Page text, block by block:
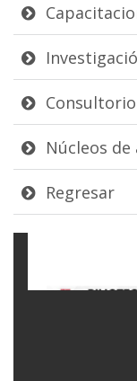
Núcleos
Regresar